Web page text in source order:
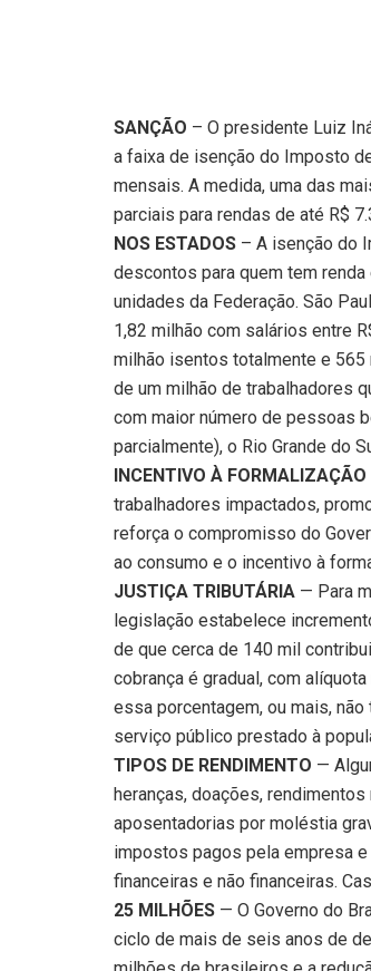
SANÇÃO – O presidente Luiz
a faixa de isenção do Imposto
mensais. A medida, uma das
parciais para rendas de até R$
NOS ESTADOS – A isenção do
descontos para quem tem
unidades da Federação. São
1,82 milhão com salários entre
milhão isentos totalmente e 565
de um milhão de trabalhadores
com maior número de pessoas
parcialmente), o Rio Grande do
INCENTIVO À FORMALIZAÇÃO
trabalhadores impactados,
reforça o compromisso do
ao consumo e o incentivo à
JUSTIÇA TRIBUTÁRIA — Para
legislação estabelece
de que cerca de 140 mil
cobrança é gradual, com
essa porcentagem, ou mais,
serviço público prestado à
TIPOS DE RENDIMENTO —
heranças, doações,
aposentadorias por moléstia
impostos pagos pela empresa
financeiras e não financeiras.
25 MILHÕES — O Governo do
ciclo de mais de seis anos de